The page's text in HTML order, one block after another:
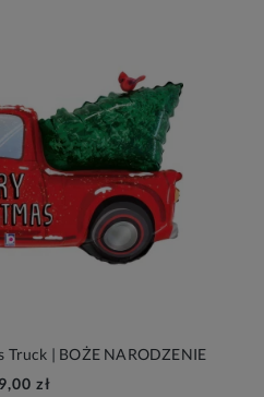
| BOŻE NARODZENIE
zł